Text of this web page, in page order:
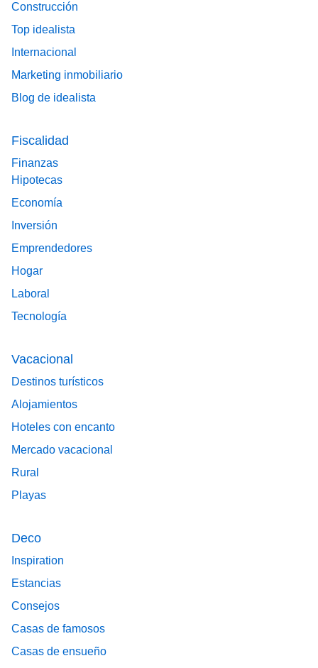
Construcción
Top idealista
Internacional
Marketing inmobiliario
Blog de idealista
Fiscalidad
Finanzas
Hipotecas
Economía
Inversión
Emprendedores
Hogar
Laboral
Tecnología
Vacacional
Destinos turísticos
Alojamientos
Hoteles con encanto
Mercado vacacional
Rural
Playas
Deco
Inspiration
Estancias
Consejos
Casas de famosos
Casas de ensueño